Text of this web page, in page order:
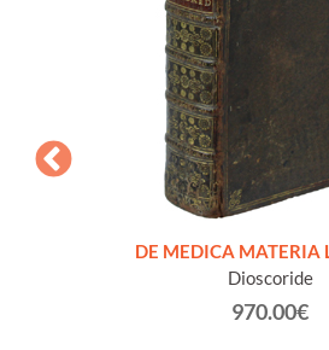
DE MEDICA MATERIA
Dioscoride
970.00€